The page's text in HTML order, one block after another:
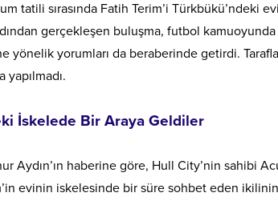
tatili sırasında Fatih Terim’i Türkbükü’ndeki
gerçekleşen buluşma, futbol
yönelik yorumları da beraberinde getirdi.
yapılmadı.
İskelede Bir Araya Geldiler
Aydın’ın haberine göre, Hull City’nin sahibi
evinin iskelesinde bir süre sohbet eden